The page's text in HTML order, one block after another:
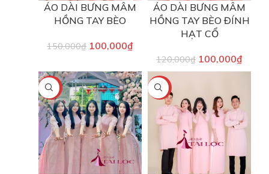
ÁO DÀI BƯNG MÂM
HỒNG TAY BÈO
150,000₫ 100,000₫
ÁO DÀI BƯNG MÂM
HỒNG TAY BÈO ĐÍNH
HẠT CỔ
120,000₫ 100,000₫
-23% -17%